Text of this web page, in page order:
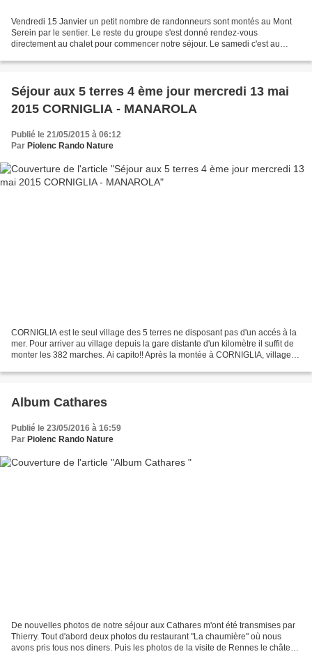
Vendredi 15 Janvier un petit nombre de randonneurs sont montés au Mont
Serein par le sentier. Le reste du groupe s'est donné rendez-vous
directement au chalet pour commencer notre séjour. Le samedi c'est au
Séjour aux 5 terres 4 ème jour mercredi 13 mai
2015 CORNIGLIA - MANAROLA
Publié le 21/05/2015 à 06:12
Par Piolenc Rando Nature
CORNIGLIA est le seul village des 5 terres ne disposant pas d'un accés à la
mer. Pour arriver au village depuis la gare distante d'un kilomètre il suffit de
monter les 382 marches. Ai capito!! Après la montée à CORNIGLIA, village
Album Cathares
Publié le 23/05/2016 à 16:59
Par Piolenc Rando Nature
De nouvelles photos de notre séjour aux Cathares m'ont été transmises par
Thierry. Tout d'abord deux photos du restaurant "La chaumière" où nous
avons pris tous nos diners. Puis les photos de la visite de Rennes le château